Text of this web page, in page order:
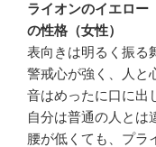
ライオンのイエロー
の性格（女性）
表向きは明るく振る
警戒心が強く、人と
音はめったに口に出
自分は普通の人とは
腰が低くても、プラ